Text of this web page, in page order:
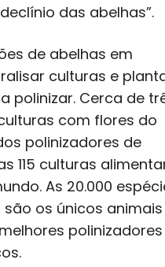
das abelhas”.
de abelhas em
culturas e
polinizar. Cerca de
com flores do
polinizadores de
115 culturas
As 20.000
os únicos